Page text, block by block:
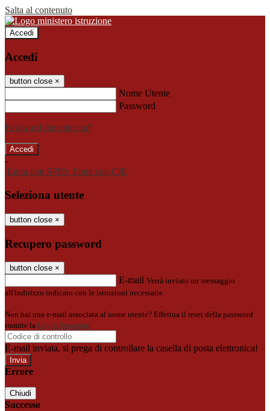
Salta al contenuto
Accedi
Accedi
button close ×
Nome Utente
Password
Password dimenticata?
-
Entra con SPID Entra con CIE
Seleziona utente
button close ×
Recupero password
button close ×
E-mail Verrà inviato un messaggio
all'indirizzo indicato con le istruzioni necessarie.
Non hai una e-mail associata al nome utente? Effettua il reset della password
tramite la Login Spaggiari
E-mail inviata, si prega di controllare la casella di posta elettronica!
Errore
Chiudi
Successo